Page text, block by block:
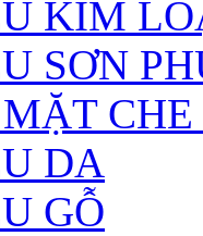
KIM
SƠN
DA
GỖ